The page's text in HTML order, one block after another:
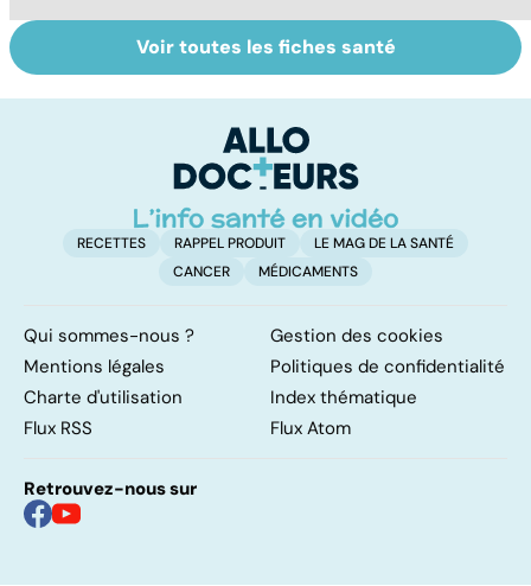
Grand froid : nos
conseils
Perturbateurs
endocriniens :
notre santé
Voir toutes les fiches santé
RECETTES RAPPEL PRODUIT
LE MAG DE LA SANTÉ
CANCER
MÉDICAMENTS
Qui sommes-nous ?
Gestion des cookies
Mentions légales
Politiques de confidentialité
Charte d'utilisation
Index thématique
Flux RSS
Flux Atom
Retrouvez-nous sur